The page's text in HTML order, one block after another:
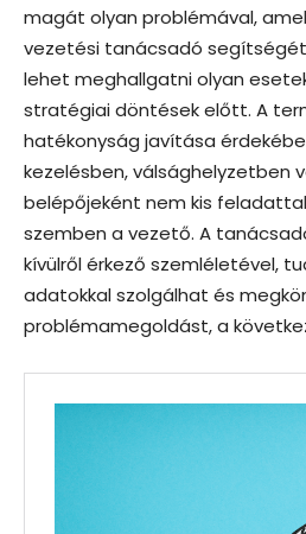
magát olyan problémával,
vezetési tanácsadó
lehet meghallgatni olyan
stratégiai döntések előtt. A
hatékonyság javítása
kezelésben, válsághelyzetben
belépőjeként nem kis
szemben a vezető. A
kívülről érkező szemléletével,
adatokkal szolgálhat és
problémamegoldást, a